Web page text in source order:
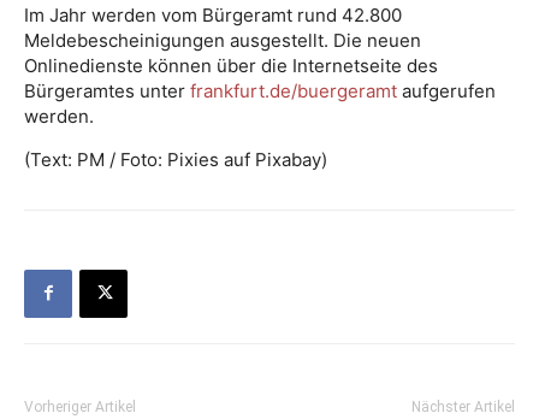
Im Jahr werden vom Bürgeramt rund 42.800
Meldebescheinigungen ausgestellt. Die neuen
Onlinedienste können über die Internetseite des
Bürgeramtes unter frankfurt.de/buergeramt aufgerufen
werden.
(Text: PM / Foto: Pixies auf Pixabay)
Vorheriger Artikel Nächster Artikel